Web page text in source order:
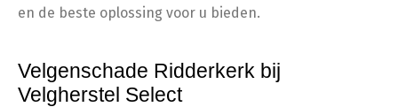
en de beste oplossing voor u bieden.
Velgenschade Ridderkerk bij
Velgherstel Select